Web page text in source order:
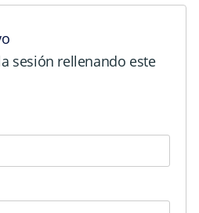
sesión rellenando este